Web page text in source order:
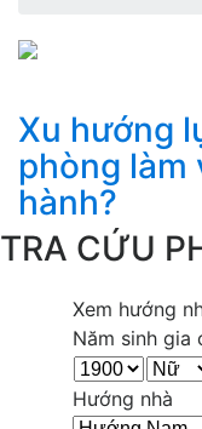
Xu hướng
phòng làm
hành?
TRA CỨU
Xem hướng
Năm sinh gia
Hướng nhà